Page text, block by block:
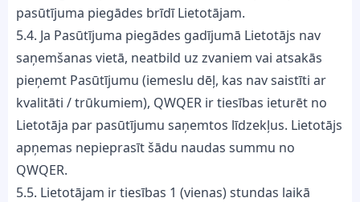
pasūtījuma piegādes brīdī Lietotājam.
5.4. Ja Pasūtījuma piegādes gadījumā Lietotājs nav
saņemšanas vietā, neatbild uz zvaniem vai atsakās
pieņemt Pasūtījumu (iemeslu dēļ, kas nav saistīti ar
kvalitāti / trūkumiem), QWQER ir tiesības ieturēt no
Lietotāja par pasūtījumu saņemtos līdzekļus. Lietotājs
apņemas nepieprasīt šādu naudas summu no
QWQER.
5.5. Lietotājam ir tiesības 1 (vienas) stundas laikā